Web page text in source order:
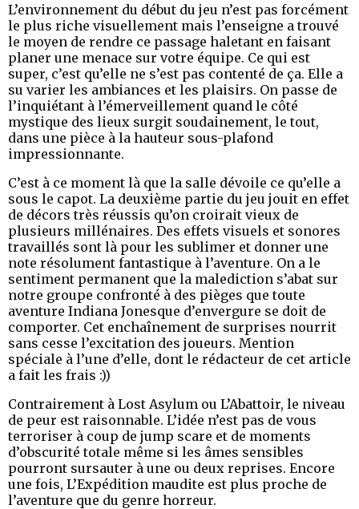
L’environnement du début du jeu n’est pas forcément
le plus riche visuellement mais l’enseigne a trouvé
le moyen de rendre ce passage haletant en faisant
planer une menace sur votre équipe. Ce qui est
super, c’est qu’elle ne s’est pas contenté de ça. Elle a
su varier les ambiances et les plaisirs. On passe de
l’inquiétant à l’émerveillement quand le côté
mystique des lieux surgit soudainement, le tout,
dans une pièce à la hauteur sous-plafond
impressionnante.
C’est à ce moment là que la salle dévoile ce qu’elle a
sous le capot. La deuxième partie du jeu jouit en effet
de décors très réussis qu’on croirait vieux de
plusieurs millénaires. Des effets visuels et sonores
travaillés sont là pour les sublimer et donner une
note résolument fantastique à l’aventure. On a le
sentiment permanent que la malediction s’abat sur
notre groupe confronté à des pièges que toute
aventure Indiana Jonesque d’envergure se doit de
comporter. Cet enchaînement de surprises nourrit
sans cesse l’excitation des joueurs. Mention
spéciale à l’une d’elle, dont le rédacteur de cet article
a fait les frais :))
Contrairement à Lost Asylum ou L’Abattoir, le niveau
de peur est raisonnable. L’idée n’est pas de vous
terroriser à coup de jump scare et de moments
d’obscurité totale même si les âmes sensibles
pourront sursauter à une ou deux reprises. Encore
une fois, L’Expédition maudite est plus proche de
l’aventure que du genre horreur.